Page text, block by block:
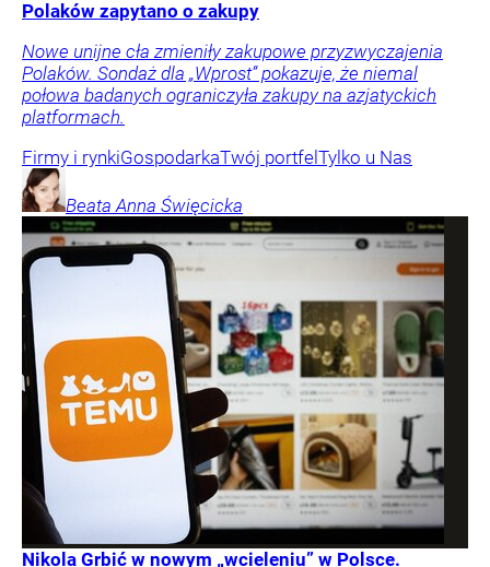
Polaków zapytano o zakupy
Nowe unijne cła zmieniły zakupowe przyzwyczajenia
Polaków. Sondaż dla „Wprost” pokazuje, że niemal
połowa badanych ograniczyła zakupy na azjatyckich
platformach.
Firmy i rynkiGospodarkaTwój portfel Tylko u Nas
Beata Anna Święcicka
Nikola Grbić w nowym „wcieleniu” w Polsce.